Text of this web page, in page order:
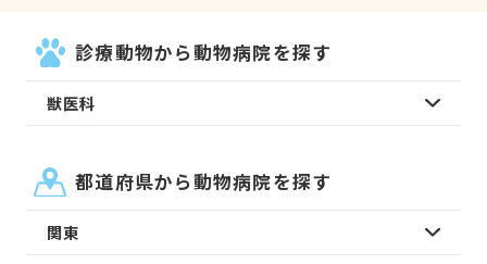
診療動物から動物病院を探す
獣医科
都道府県から動物病院を探す
関東